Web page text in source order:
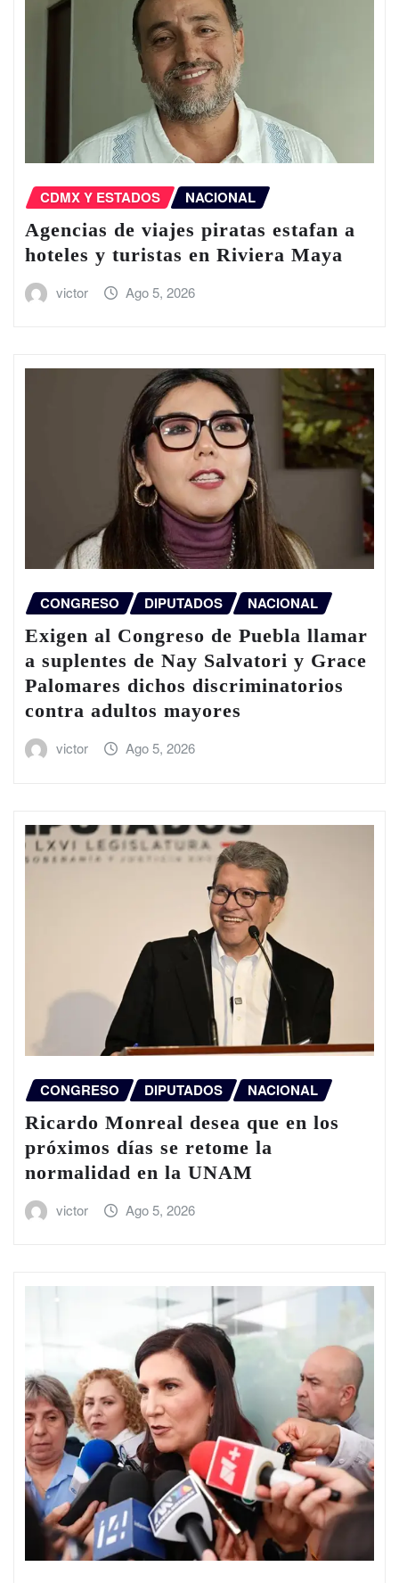
CDMX Y ESTADOS NACIONAL
Agencias de viajes piratas estafan a
hoteles y turistas en Riviera Maya
victor Ago 5, 2026
CONGRESO DIPUTADOS NACIONAL
Exigen al Congreso de Puebla llamar
a suplentes de Nay Salvatori y Grace
Palomares dichos discriminatorios
contra adultos mayores
victor Ago 5, 2026
CONGRESO DIPUTADOS NACIONAL
Ricardo Monreal desea que en los
próximos días se retome la
normalidad en la UNAM
victor Ago 5, 2026